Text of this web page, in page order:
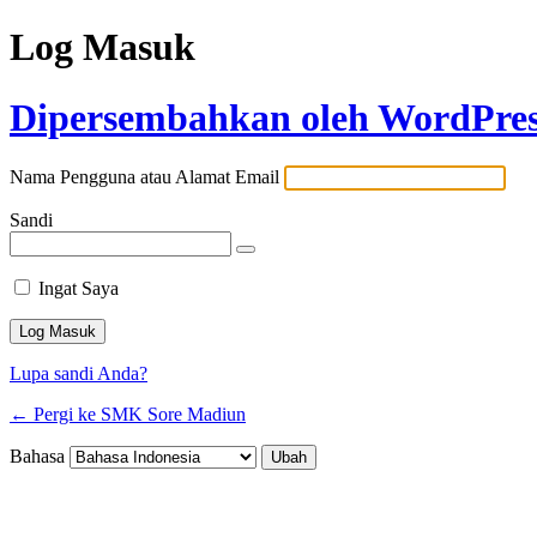
Log Masuk
Dipersembahkan oleh
Nama Pengguna atau Alamat Email
Sandi
Ingat Saya
Lupa sandi Anda?
← Pergi ke SMK Sore Madiun
Bahasa